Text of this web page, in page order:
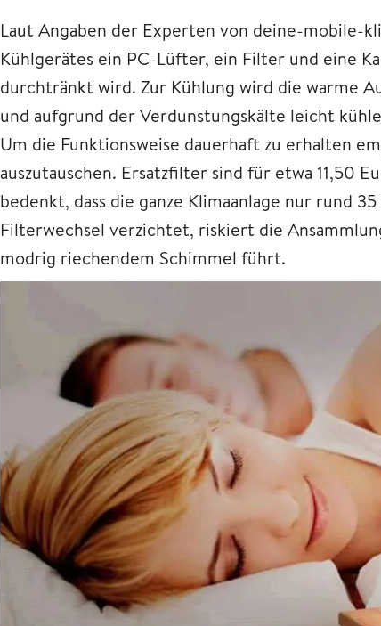
Laut Angaben der Experten von deine-mobile-
Kühlgerätes ein PC-Lüfter, ein Filter und eine
durchtränkt wird. Zur Kühlung wird die warme
und aufgrund der Verdunstungskälte leicht
Um die Funktionsweise dauerhaft zu erhalten
auszutauschen. Ersatzfilter sind für etwa 11,50
bedenkt, dass die ganze Klimaanlage nur rund
Filterwechsel verzichtet, riskiert die
modrig riechendem Schimmel führt.